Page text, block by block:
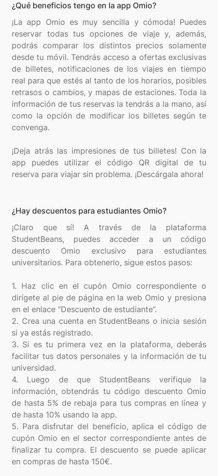
¿Qué beneficios tengo en la app Omio?
¡La app Omio es muy sencilla y cómoda! Puedes
reservar todas tus opciones de viaje y, además,
podrás comparar los distintos precios solamente
desde tu móvil. Tendrás acceso a ofertas exclusivas
de billetes, notificaciones de los viajes en tiempo
real para que estés al tanto de los horarios, posibles
retrasos o cambios, y mapas de estaciones. Toda la
información de tus reservas la tendrás a la mano, así
como la opción de modificar los billetes según te
convenga.
¡Deja atrás las impresiones de tus billetes! Con la
app puedes utilizar el código QR digital de tu
¿Hay descuentos para estudiantes Omio?
¡Claro que sí! A través de la plataforma
StudentBeans, puedes acceder a un código
descuento Omio exclusivo para estudiantes
universitarios. Para obtenerlo, sigue estos pasos:
1. Haz clic en el cupón Omio correspondiente o
dirígete al pie de página en la web Omio y presiona
en el enlace “Descuento de estudiante”.
2. Crea una cuenta en StudentBeans o inicia sesión
si ya estás registrado.
3. Si es tu primera vez en la plataforma, deberás
facilitar tus datos personales y la información de tu
universidad.
4. Luego de que StudentBeans verifique la
información, obtendrás tu código descuento Omio
de hasta 5% de rebaja para tus compras en línea y
de hasta 10% usando la app.
5. Para disfrutar del beneficio, aplica el código de
cupón Omio en el sector correspondiente antes de
finalizar tu compra. El descuento se puede aplicar